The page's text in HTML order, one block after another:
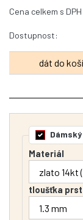
Cena celkem s DPH:
Dostupnost:
Materiál
tloušťka